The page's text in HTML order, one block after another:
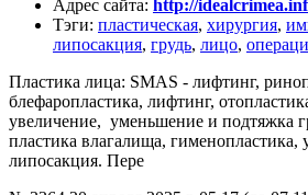
Адрес сайта: http://
Тэги: пластическая, хирургия,
липосакция, грудь, лицо,
Пластика лица: SMAS - лифтинг,
блефаропластика, лифтинг,
увеличение, уменьшение и подтяжка
пластика влагалища, гименопластика,
липосакция. Пере